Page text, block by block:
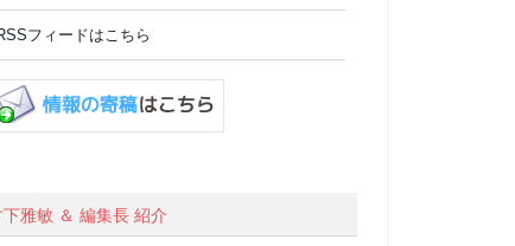
フィードはこちら
下雅敏 ＆ 編集長 紹介